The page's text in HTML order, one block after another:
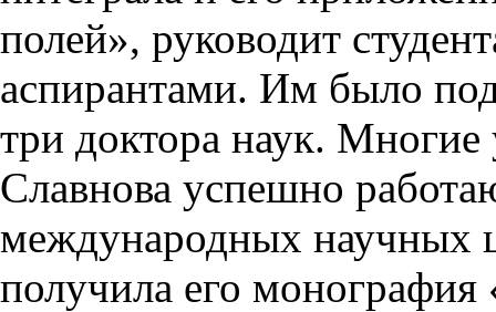
полей», руководит
аспирантами. Им было
три доктора наук.
Славнова успешно
международных научных
получила его